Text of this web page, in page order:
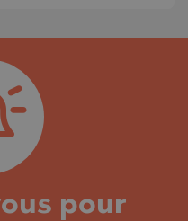
pour